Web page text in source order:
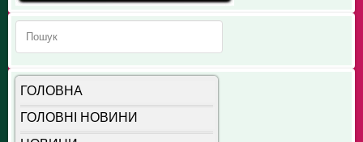
ГОЛОВНА
ГОЛОВНІ НОВИНИ